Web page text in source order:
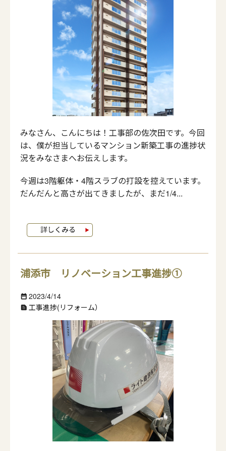
みなさん、こんにちは！工事部の佐次田です。今回
は、僕が担当しているマンション新築工事の進捗状
況をみなさまへお伝えします。
今週は3階躯体・4階スラブの打設を控えています。
だんだんと高さが出てきましたが、まだ1/4...
浦添市 リノベーション工事進捗①
date_range 2023/4/14
text_snippet 工事進捗(リフォーム）